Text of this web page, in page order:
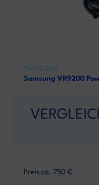
SAMSUNG
Samsung VR9200
Preis ca. 750 €